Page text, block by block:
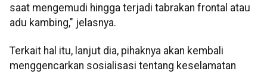
saat mengemudi hingga terjadi tabrakan frontal atau
adu kambing," jelasnya.
Terkait hal itu, lanjut dia, pihaknya akan kembali
menggencarkan sosialisasi tentang keselamatan